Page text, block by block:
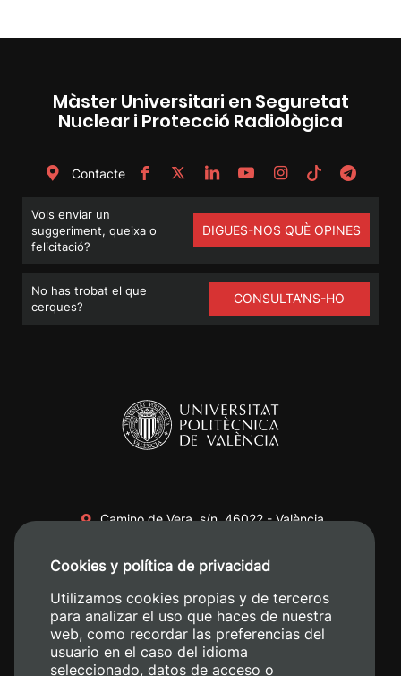
Màster Universitari en Seguretat
Nuclear i Protecció Radiològica
Contacte
Vols enviar un
suggeriment, queixa o
felicitació?
DIGUES-NOS QUÈ OPINES
No has trobat el que
cerques?
CONSULTA'NS-HO
Camino de Vera, s/n. 46022 - València
+34 620 04 00 50
Cookies y política de privacidad
Utilizamos cookies propias y de terceros
para analizar el uso que haces de nuestra
web, como recordar las preferencias del
usuario en el caso del idioma
seleccionado, datos de acceso o